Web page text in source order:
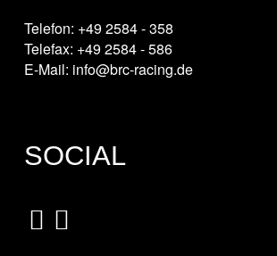
Telefon: +49 2584 - 358
Telefax: +49 2584 - 586
E-Mail: info@brc-racing.de
SOCIAL